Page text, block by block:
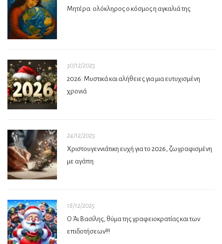
Μητέρα: ολόκληρος ο κόσμος η αγκαλιά της
30/12/2025
2026: Μυστικά και αλήθειες για μια ευτυχισμένη
χρονιά
24/12/2025
Χριστουγεννιάτικη ευχή για το 2026, ζωγραφισμένη
με αγάπη
18/12/2025
Ο Άι Βασίλης, θύμα της γραφειοκρατίας και των
επιδοτήσεων!!!